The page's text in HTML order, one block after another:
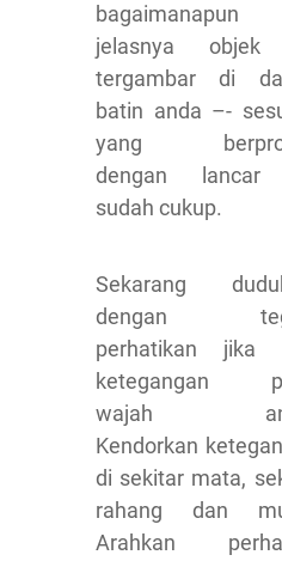
bagaimanapun
jelasnya
tergambar di
batin anda –-
yang
dengan
sudah cukup.
Sekarang
dengan
perhatikan jika
ketegangan
wajah
Kendorkan
di sekitar mata,
rahang dan
Arahkan